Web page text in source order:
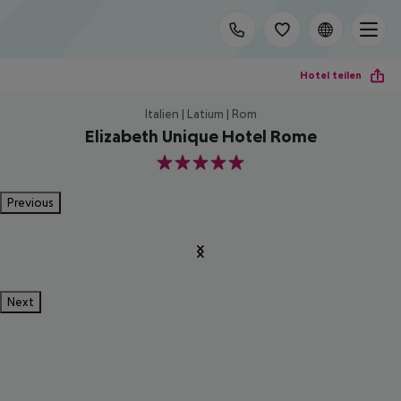
Hotel teilen
Italien | Latium | Rom
Elizabeth Unique Hotel Rome
5
Previous
Next